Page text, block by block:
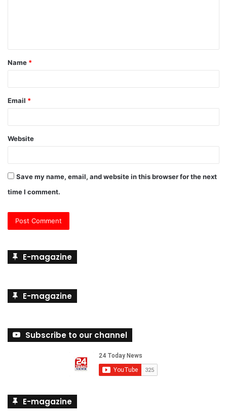
t
*
Name *
Email *
Website
Save my name, email, and website in this browser for the next
time I comment.
E-magazine
E-magazine
Subscribe to our channel
E-magazine